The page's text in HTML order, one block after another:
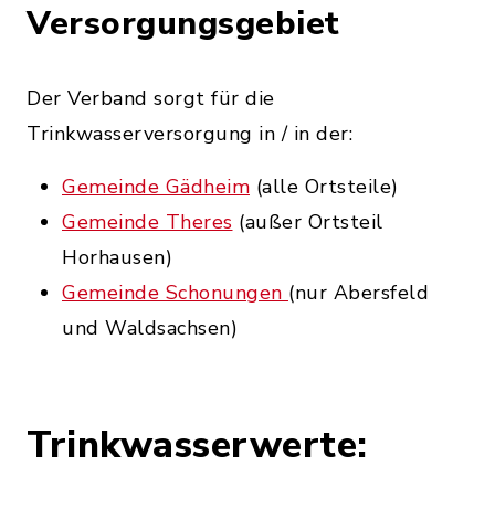
Versorgungsgebiet
Der Verband sorgt für die
Trinkwasserversorgung in / in der:
Gemeinde Gädheim (alle Ortsteile)
Gemeinde Theres (außer Ortsteil
Horhausen)
Gemeinde Schonungen (nur Abersfeld
und Waldsachsen)
Trinkwasserwerte: